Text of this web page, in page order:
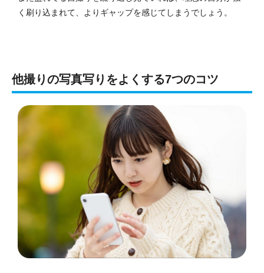
く刷り込まれて、よりギャップを感じてしまうでしょう。
他撮りの写真写りをよくする7つのコツ